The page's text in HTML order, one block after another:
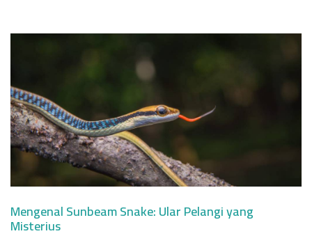
Mengenal Sunbeam Snake: Ular Pelangi yang
Misterius